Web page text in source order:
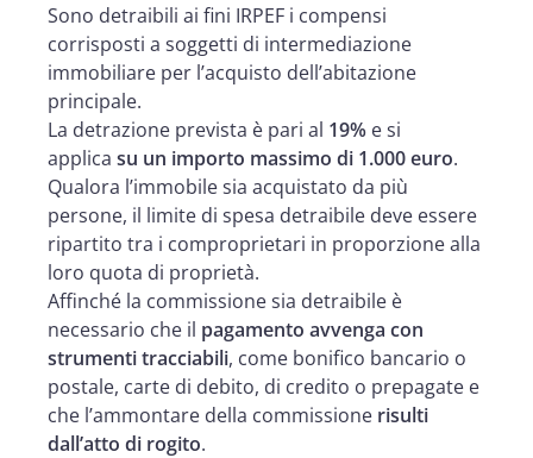
Sono detraibili ai fini IRPEF i compensi
corrisposti a soggetti di intermediazione
immobiliare per l’acquisto dell’abitazione
principale.
La detrazione prevista è pari al 19% e si
applica su un importo massimo di 1.000 euro.
Qualora l’immobile sia acquistato da più
persone, il limite di spesa detraibile deve essere
ripartito tra i comproprietari in proporzione alla
loro quota di proprietà.
Affinché la commissione sia detraibile è
necessario che il pagamento avvenga con
strumenti tracciabili, come bonifico bancario o
postale, carte di debito, di credito o prepagate e
che l’ammontare della commissione risulti
dall’atto di rogito.